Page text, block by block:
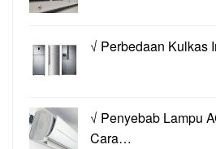
√ Perbedaan Kulkas
√ Penyebab Lampu
Cara…